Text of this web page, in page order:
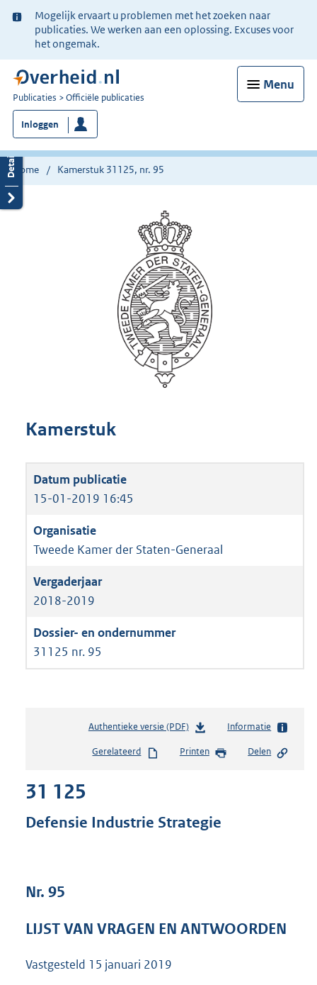
Ter
informatie:
Mogelijk ervaart u problemen met het zoeken naar
publicaties. We werken aan een oplossing. Excuses voor
het ongemak.
Menu
U
bent
nu
hier:
Publicaties Officiële publicaties
Inloggen
Home Kamerstuk 31125, nr. 95
Kamerstuk
15-01-2019 16:45
Tweede Kamer der Staten-Generaal
2018-2019
31125 nr. 95
Authentieke versie (PDF)b
s
d
s
e
Informatie
Gerelateerd Printen Delen
31 125
Defensie Industrie Strategie
Nr. 95
LIJST VAN VRAGEN EN ANTWOORDEN
Vastgesteld 15 januari 2019